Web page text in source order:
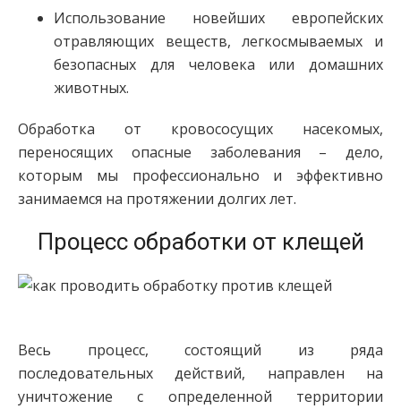
Использование новейших европейских
отравляющих веществ, легкосмываемых и
безопасных для человека или домашних
животных.
Обработка от кровососущих насекомых,
переносящих опасные заболевания – дело,
которым мы профессионально и эффективно
занимаемся на протяжении долгих лет.
Процесс обработки от клещей
Весь процесс, состоящий из ряда
последовательных действий, направлен на
уничтожение с определенной территории